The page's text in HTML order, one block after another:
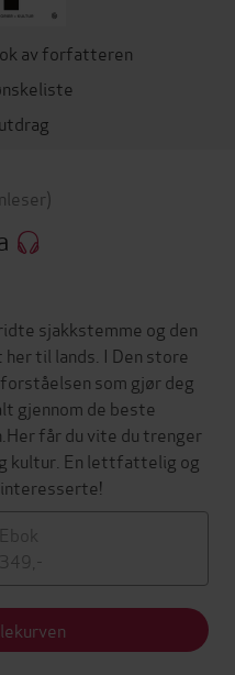
av forfatteren
sjakkstemme og den
til lands. I Den store
som gjør deg
gjennom de beste
får du vite du trenger
kultur. En lettfattelig og
Ebok
349,-